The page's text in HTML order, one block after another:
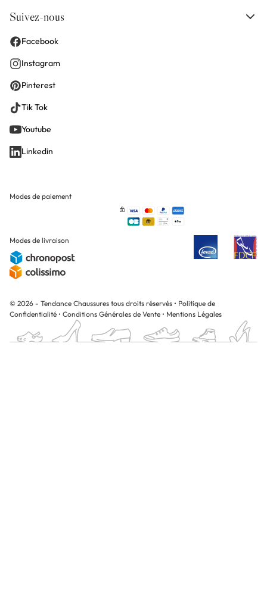
Suivez-nous
Facebook
Instagram
Pinterest
Tik Tok
Youtube
Linkedin
Modes de paiement
Modes de livraison
© 2026 - Tendance Chaussures tous droits réservés • Politique de
Confidentialité • Conditions Générales de Vente • Mentions Légales